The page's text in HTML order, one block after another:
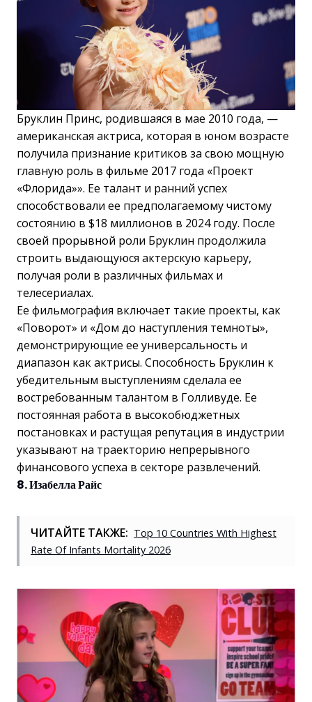
Бруклин Принс, родившаяся в мае 2010 года, —
американская актриса, которая в юном возрасте
получила признание критиков за свою мощную
главную роль в фильме 2017 года «Проект
«Флорида»». Ее талант и ранний успех
способствовали ее предполагаемому чистому
состоянию в $18 миллионов в 2024 году. После
своей прорывной роли Бруклин продолжила
строить выдающуюся актерскую карьеру,
получая роли в различных фильмах и
телесериалах.
Ее фильмография включает такие проекты, как
«Поворот» и «Дом до наступления темноты»,
демонстрирующие ее универсальность и
диапазон как актрисы. Способность Бруклин к
убедительным выступлениям сделала ее
востребованным талантом в Голливуде. Ее
постоянная работа в высокобюджетных
постановках и растущая репутация в индустрии
указывают на траекторию непрерывного
финансового успеха в секторе развлечений.
8. Изабелла Райс
ЧИТАЙТЕ ТАКЖЕ: Top 10 Countries With Highest
Rate Of Infants Mortality 2026